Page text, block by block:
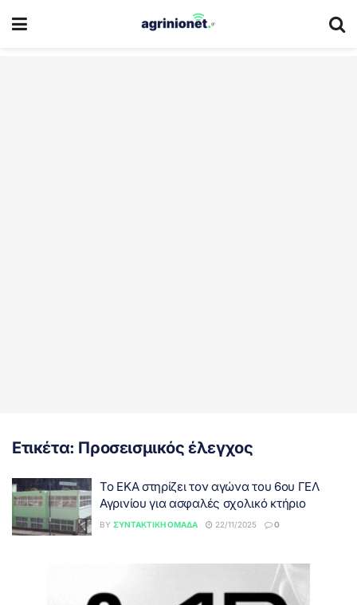
Ετικέτα: Προσεισμικός έλεγχος
Το ΕΚΑ στηρίζει τον αγώνα του 6ου ΓΕΛ
Αγρινίου για ασφαλές σχολικό κτήριο
BY ΣΥΝΤΑΚΤΙΚΉ ΟΜΆΔΑ 22/11/2025 0